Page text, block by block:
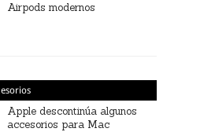
Airpods modernos
Apple descontinúa algunos
accesorios para Mac